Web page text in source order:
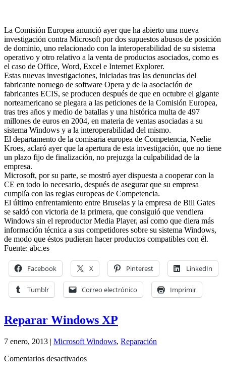
La Comisión Europea anunció ayer que ha abierto una nueva
investigación contra Microsoft por dos supuestos abusos de posición
de dominio, uno relacionado con la interoperabilidad de su sistema
operativo y otro relativo a la venta de productos asociados, como es
el caso de Office, Word, Excel e Internet Explorer.
Estas nuevas investigaciones, iniciadas tras las denuncias del
fabricante noruego de software Opera y de la asociación de
fabricantes ECIS, se producen después de que en octubre el gigante
norteamericano se plegara a las peticiones de la Comisión Europea,
tras tres años y medio de batallas y una histórica multa de 497
millones de euros en 2004, en materia de ventas asociadas a su
sistema Windows y a la interoperabilidad del mismo.
El departamento de la comisaria europea de Competencia, Neelie
Kroes, aclaró ayer que la apertura de esta investigación, que no tiene
un plazo fijo de finalización, no prejuzga la culpabilidad de la
empresa.
Microsoft, por su parte, se mostró ayer dispuesta a cooperar con la
CE en todo lo necesario, después de asegurar que su empresa
cumplía con las reglas europeas de Competencia.
El último enfrentamiento entre Bruselas y la empresa de Bill Gates
se saldó con victoria de la primera, que consiguió que vendiera
Windows sin el reproductor Media Player, así como que diera más
información técnica a sus competidores sobre su sistema Windows,
de modo que éstos pudieran hacer productos compatibles con él.
Fuente: abc.es
Facebook X Pinterest LinkedIn
Tumblr Correo electrónico Imprimir
Reparar Windows XP
7 enero, 2013 | Microsoft Windows, Reparación
Comentarios desactivadosen